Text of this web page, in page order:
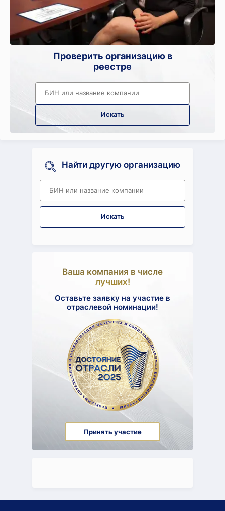
Проверить организацию в
реестре
Искать
Найти другую организацию
Искать
Ваша компания в числе
Оставьте заявку на участие в
отраслевой номинации!
Принять участие